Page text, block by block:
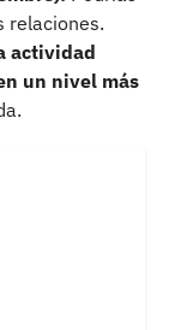
relaciones.
actividad
un nivel más